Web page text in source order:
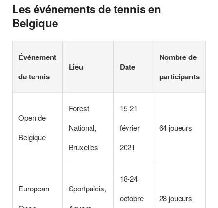
Les événements de tennis en
Belgique
Événement
de tennis
Lieu Date
Nombre de
participants
Open de
Belgique
Forest
National,
Bruxelles
15-21
février
2021
64 joueurs
European
Sportpaleis,
18-24
octobre
28 joueurs